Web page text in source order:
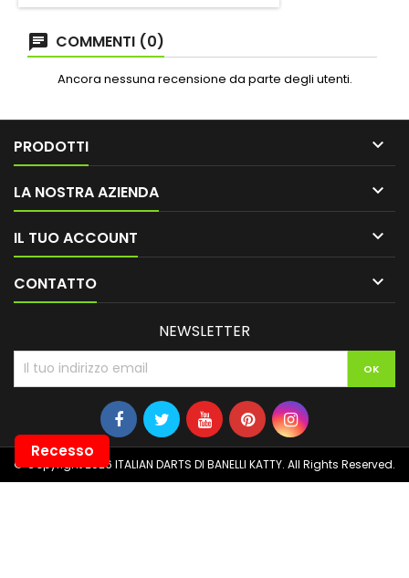
COMMENTI (0)
Ancora nessuna recensione da parte degli utenti.
PRODOTTI 
LA NOSTRA AZIENDA 
IL TUO ACCOUNT 
CONTATTO 
NEWSLETTER
© Copyright 2026 ITALIAN DARTS DI BANELLI KATTY. All Rights Reserved.
Recesso